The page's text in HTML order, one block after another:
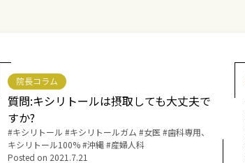
院長コラム
質問:キシリトールは摂取しても大丈夫で
すか?
Tags:
キシリトール キシリトールガム 女医
歯科専用、
キシリトール100% 沖縄
産婦人科
Posted on 2021.7.21